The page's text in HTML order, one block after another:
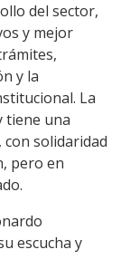
del sector,
y mejor
y la
La
tiene una
solidaridad
pero en
escucha y